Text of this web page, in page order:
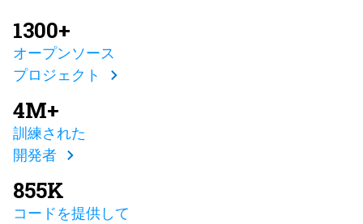
1300+
オープンソース
プロジェクト
4M+
訓練された
開発者
855K
コードを提供して